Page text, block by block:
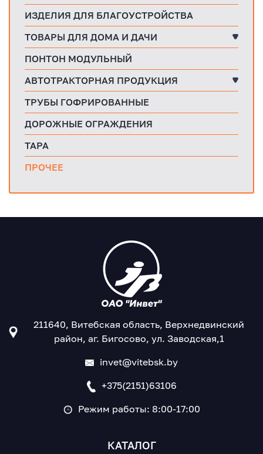
ИЗДЕЛИЯ ДЛЯ БЛАГОУСТРОЙСТВА
ТОВАРЫ ДЛЯ ДОМА И ДАЧИ
ПОНТОН МОДУЛЬНЫЙ
АВТОТРАКТОРНАЯ ПРОДУКЦИЯ
ТРУБЫ ГОФРИРОВАННЫЕ
ДОРОЖНЫЕ ОГРАЖДЕНИЯ
ТАРА
ПРОЧЕЕ
211640, Витебская область, Верхнедвинский
район, аг. Бигосово, ул. Заводская,1
invet@vitebsk.by
+375(2151)63106
Режим работы: 8:00-17:00
КАТАЛОГ